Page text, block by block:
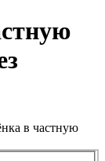
в частную